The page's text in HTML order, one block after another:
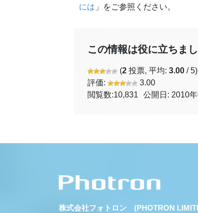
には 」をご参照ください。
この情報は役に立ちま
(2 投票, 平均: 3.00 / 5)
評価:
3.00
閲覧数:10,831 公開日: 2010
株式会社フォトロン (PHOTRON